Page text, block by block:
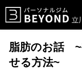
脂肪のお話 ~
せる方法~